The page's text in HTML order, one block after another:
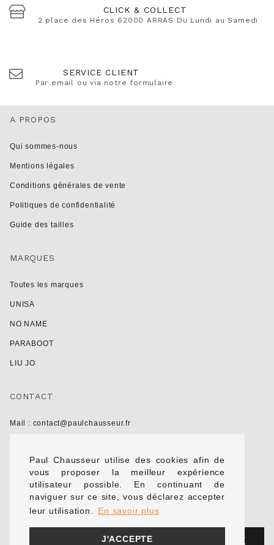
Paul Chausseur utilise des cookies afin de
vous proposer la meilleur expérience
utilisateur possible. En continuant de
naviguer sur ce site, vous déclarez accepter
leur utilisation.
En savoir plus
J'ACCEPTE
CLICK & COLLECT
2 place des Héros 62000 ARRAS Du Lundi au Samedi
SERVICE CLIENT
Par email ou via notre formulaire
A PROPOS
Qui sommes-nous
Mentions légales
Conditions générales de vente
Politiques de confidentialité
Guide des tailles
MARQUES
Toutes les marques
UNISA
NO NAME
PARABOOT
LIU JO
CONTACT
Mail : contact@paulchausseur.fr
Formulaire de contact
NOTRE ACTUALITÉ
OK